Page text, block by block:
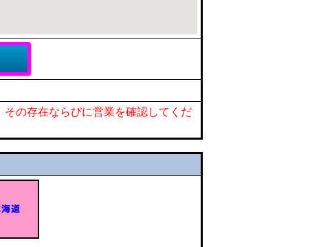
その存在ならびに営業を確認してくだ